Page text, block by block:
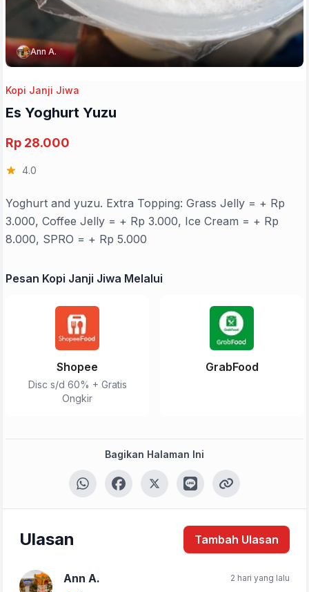
Ann A.
Kopi Janji Jiwa
Es Yoghurt Yuzu
Rp 28.000
4.0
Yoghurt and yuzu. Extra Topping: Grass Jelly = + Rp
3.000, Coffee Jelly = + Rp 3.000, Ice Cream = + Rp
8.000, SPRO = + Rp 5.000
Pesan Kopi Janji Jiwa Melalui
Shopee
Disc s/d 60% + Gratis
Ongkir
GrabFood
Bagikan Halaman Ini
Ulasan Tambah Ulasan
Ann A. 2 hari yang lalu